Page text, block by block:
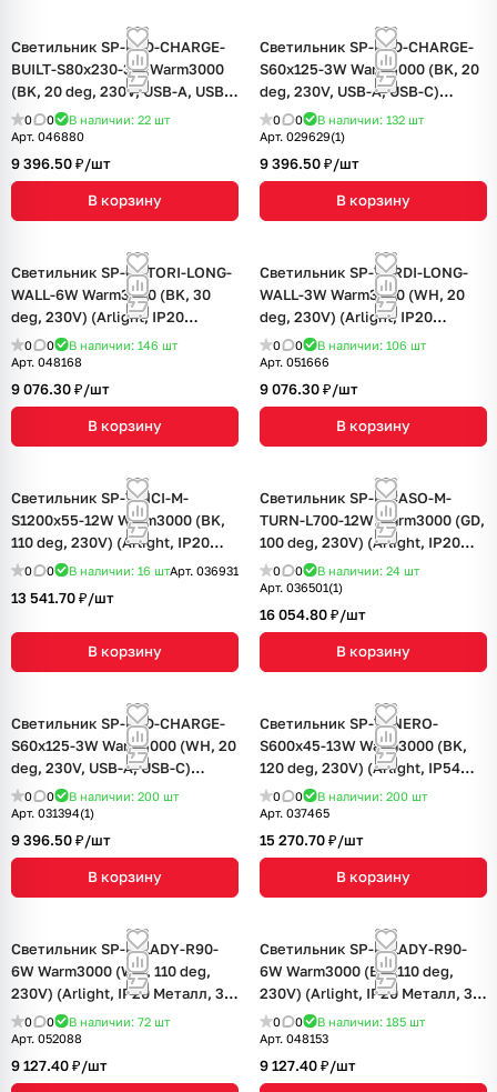
Светильник SP-BED-CHARGE-
BUILT-S80x230-3W Warm3000
(BK, 20 deg, 230V, USB-A, USB-
C) (Arlight, IP20 Металл, 3 года)
0 0 В наличии: 22 шт
Арт. 046880
9 396.50 ₽/шт
В корзину
Светильник SP-BED-CHARGE-
S60x125-3W Warm3000 (BK, 20
deg, 230V, USB-A, USB-C)
(Arlight, IP20 Металл, 3 года)
0 0 В наличии: 132 шт
Арт. 029629(1)
9 396.50 ₽/шт
В корзину
Светильник SP-OTTORI-LONG-
WALL-6W Warm3000 (BK, 30
deg, 230V) (Arlight, IP20
Металл, 3 года)
0 0 В наличии: 146 шт
Арт. 048168
9 076.30 ₽/шт
В корзину
Светильник SP-VERDI-LONG-
WALL-3W Warm3000 (WH, 20
deg, 230V) (Arlight, IP20
Металл, 3 года)
0 0 В наличии: 106 шт
Арт. 051666
9 076.30 ₽/шт
В корзину
Светильник SP-VINCI-M-
S1200x55-12W Warm3000 (BK,
110 deg, 230V) (Arlight, IP20
Металл, 3 года)
0 0 В наличии: 16 штАрт. 036931
13 541.70 ₽/шт
В корзину
Светильник SP-PICASO-M-
TURN-L700-12W Warm3000 (GD,
100 deg, 230V) (Arlight, IP20
Металл, 3 года)
0 0 В наличии: 24 шт
Арт. 036501(1)
16 054.80 ₽/шт
В корзину
Светильник SP-BED-CHARGE-
S60x125-3W Warm3000 (WH, 20
deg, 230V, USB-A, USB-C)
(Arlight, IP20 Металл, 3 года)
0 0 В наличии: 200 шт
Арт. 031394(1)
9 396.50 ₽/шт
В корзину
Светильник SP-TENERO-
S600x45-13W Warm3000 (BK,
120 deg, 230V) (Arlight, IP54
Металл, 3 года)
0 0 В наличии: 200 шт
Арт. 037465
15 270.70 ₽/шт
В корзину
Светильник SP-MILADY-R90-
6W Warm3000 (WH, 110 deg,
230V) (Arlight, IP20 Металл, 3
года)
0 0 В наличии: 72 шт
Арт. 052088
9 127.40 ₽/шт
Светильник SP-MILADY-R90-
6W Warm3000 (BK, 110 deg,
230V) (Arlight, IP20 Металл, 3
года)
0 0 В наличии: 185 шт
Арт. 048153
9 127.40 ₽/шт